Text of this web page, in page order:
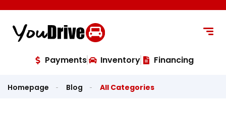
Payments Inventory Financing
Homepage Blog All Categories